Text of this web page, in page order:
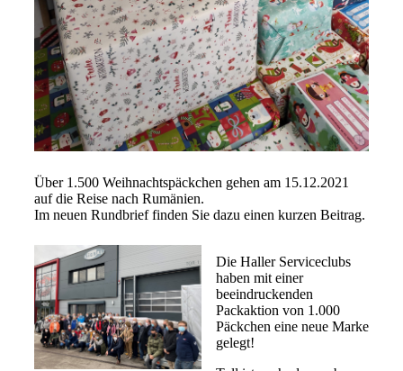
Über 1.500 Weihnachtspäckchen gehen am 15.12.2021
auf die Reise nach Rumänien.
Im neuen Rundbrief finden Sie dazu einen kurzen Beitrag.
Die Haller Serviceclubs
haben mit einer
beeindruckenden
Packaktion von 1.000
Päckchen eine neue Marke
gelegt!